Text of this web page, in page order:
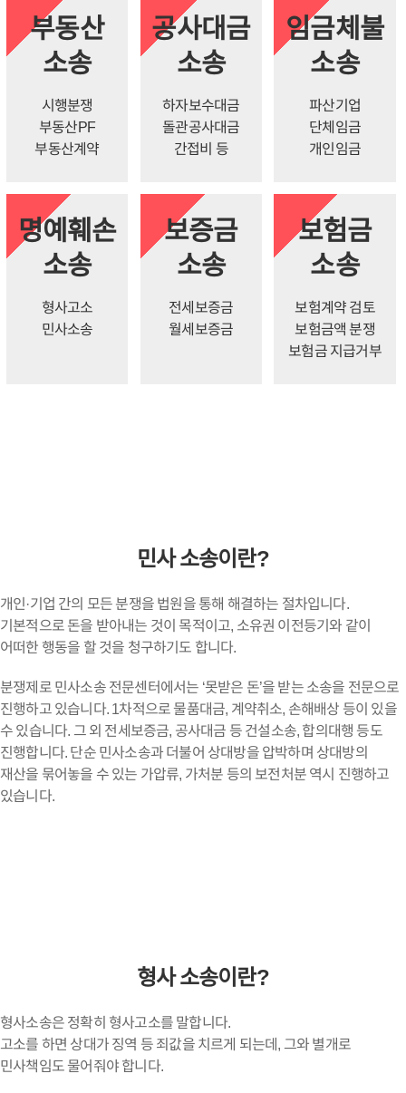
부동산
소송
시행분쟁
부동산PF
부동산계약
공사대금
소송
하자보수대금
돌관공사대금
간접비 등
임금체불
소송
파산기업
단체임금
개인임금
명예훼손
소송
형사고소
민사소송
보증금
소송
전세보증금
월세보증금
보험금
소송
보험계약 검토
보험금액 분쟁
보험금 지급거부
민사 소송이란?
개인·기업 간의 모든 분쟁을 법원을 통해 해결하는 절차입니다.
기본적으로 돈을 받아내는 것이 목적이고, 소유권 이전등기와 같이
어떠한 행동을 할 것을 청구하기도 합니다.
분쟁제로 민사소송 전문센터에서는 ‘못받은 돈’을 받는 소송을 전문으로
진행하고 있습니다. 1차적으로 물품대금, 계약취소, 손해배상 등이 있을
수 있습니다. 그 외 전세보증금, 공사대금 등 건설소송, 합의대행 등도
진행합니다. 단순 민사소송과 더불어 상대방을 압박하며 상대방의
재산을 묶어놓을 수 있는 가압류, 가처분 등의 보전처분 역시 진행하고
있습니다.
형사 소송이란?
형사소송은 정확히 형사고소를 말합니다.
고소를 하면 상대가 징역 등 죄값을 치르게 되는데, 그와 별개로
민사책임도 물어줘야 합니다.